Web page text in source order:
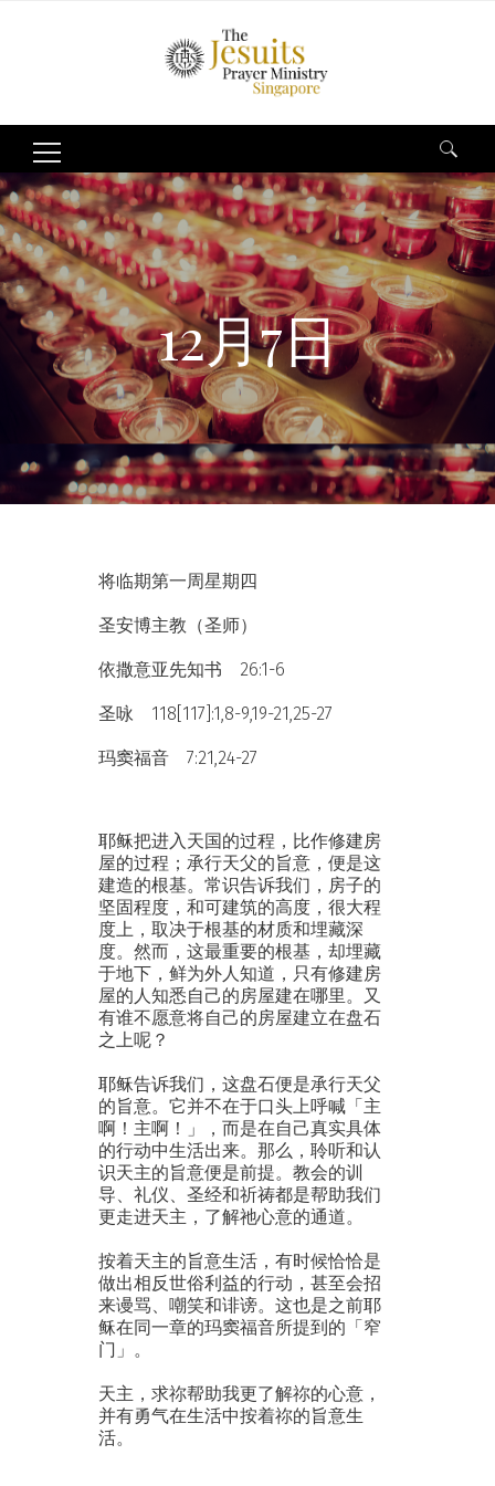
Search
for:
12月7日
将临期第一周星期四
圣安博主教（圣师）
依撒意亚先知书 26:1-6
圣咏 118[117]:1,8-9,19-21,25-27
玛窦福音 7:21,24-27
耶稣把进入天国的过程，比作修建房
屋的过程；承行天父的旨意，便是这
建造的根基。常识告诉我们，房子的
坚固程度，和可建筑的高度，很大程
度上，取决于根基的材质和埋藏深
度。然而，这最重要的根基，却埋藏
于地下，鲜为外人知道，只有修建房
屋的人知悉自己的房屋建在哪里。又
有谁不愿意将自己的房屋建立在盘石
之上呢？
耶稣告诉我们，这盘石便是承行天父
的旨意。它并不在于口头上呼喊「主
啊！主啊！」，而是在自己真实具体
的行动中生活出来。那么，聆听和认
识天主的旨意便是前提。教会的训
导、礼仪、圣经和祈祷都是帮助我们
更走进天主，了解祂心意的通道。
按着天主的旨意生活，有时候恰恰是
做出相反世俗利益的行动，甚至会招
来谩骂、嘲笑和诽谤。这也是之前耶
稣在同一章的玛窦福音所提到的「窄
门」。
天主，求祢帮助我更了解祢的心意，
并有勇气在生活中按着祢的旨意生
活。